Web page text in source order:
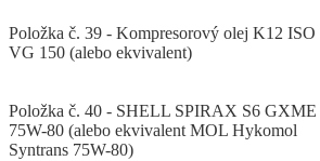
Položka č. 39 - Kompresorový olej K12 ISO
VG 150 (alebo ekvivalent)
Položka č. 40 - SHELL SPIRAX S6 GXME
75W-80 (alebo ekvivalent MOL Hykomol
Syntrans 75W-80)